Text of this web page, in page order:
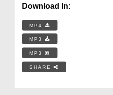
Download In:
MP4
MP3
MP3
SHARE